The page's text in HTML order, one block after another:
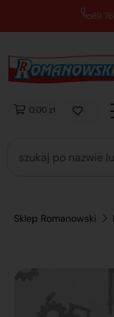
89 762
0,00 zł
Sklep Romanowski